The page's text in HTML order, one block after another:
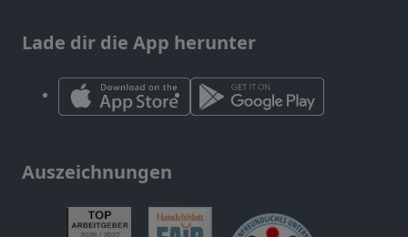
Lade dir die App herunter
Auszeichnungen